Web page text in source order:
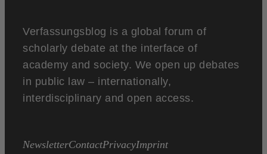
Verfassungsblog is a global forum of
scholarly debate at the interface of
academy and society. We open up debates
in public law – internationally,
interdisciplinary and open access.
NewsletterContactPrivacyImprint